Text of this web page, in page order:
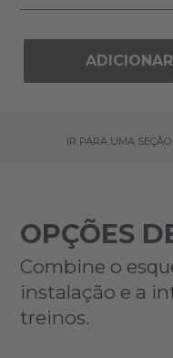
IR PARA UMA SEÇÃO
OPÇÕES
Combine o
instalação e a
treinos.